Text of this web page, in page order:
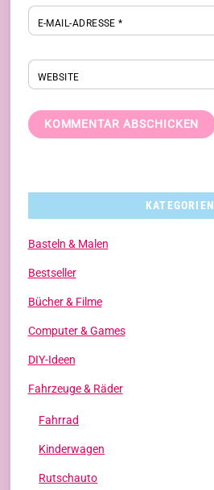
E-MAIL-ADRESSE*
WEBSITE
KATEGORIEN
Basteln & Malen
Bestseller
Bücher & Filme
Computer & Games
DIY-Ideen
Fahrzeuge & Räder
Fahrrad
Kinderwagen
Rutschauto